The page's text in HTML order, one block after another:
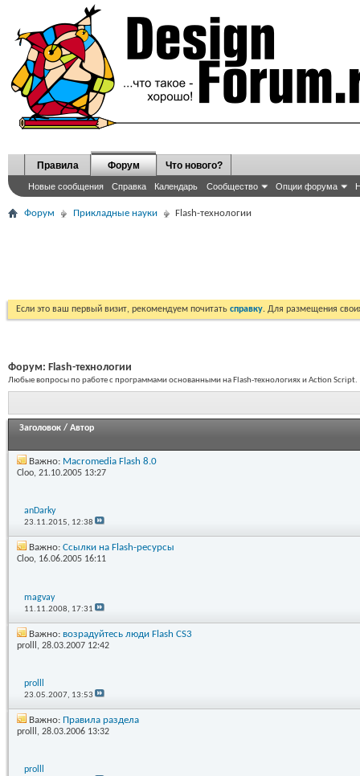
Правила Форум
Новые сообщения Справка Календарь Сообщество Опции форума
Что нового?
Форум Прикладные науки Flash-технологии
Если это ваш первый визит, рекомендуем почитать справку. Для размещения
Форум: Flash-технологии
Любые вопросы по работе с программами основанными на Flash-технологиях и Action Script.
Заголовок / Автор
Важно: Macromedia Flash 8.0
Cloo, 21.10.2005 13:27
anDarky
23.11.2015, 12:38
Важно: Ссылки на Flash-ресурсы
Cloo, 16.06.2005 16:11
magvay
11.11.2008, 17:31
Важно: возрадуйтесь люди Flash CS3
prolll , 28.03.2007 12:42
prolll
23.05.2007, 13:53
Важно: Правила раздела
prolll , 28.03.2006 13:32
prolll